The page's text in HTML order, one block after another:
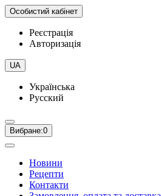
Особистий кабінет
Реєстрація
Авторизація
UA
Українська
Русский
Вибране:0
Новини
Рецепти
Контакти